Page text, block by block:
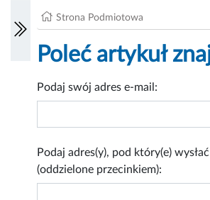
Strona Podmiotowa
Poleć artykuł
Podaj swój adres e-mail:
Podaj adres(y), pod który(e) wysłać
(oddzielone przecinkiem):